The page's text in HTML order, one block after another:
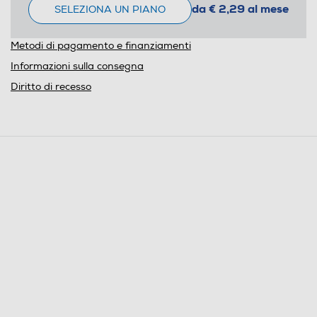
SELEZIONA UN PIANO da € 2,29 al mese
Metodi di pagamento e finanziamenti
Informazioni sulla consegna
Diritto di recesso